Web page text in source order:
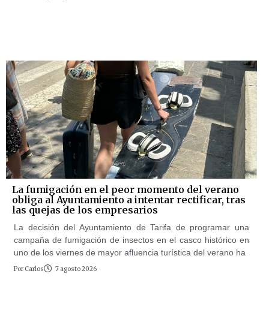
La fumigación en el peor momento del verano
obliga al Ayuntamiento a intentar rectificar, tras
las quejas de los empresarios
La decisión del Ayuntamiento de Tarifa de programar una
campaña de fumigación de insectos en el casco histórico en
uno de los viernes de mayor afluencia turística del verano ha
Por Carlos 7 agosto 2026